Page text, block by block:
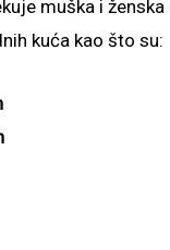
muška i
kuća kao što su: